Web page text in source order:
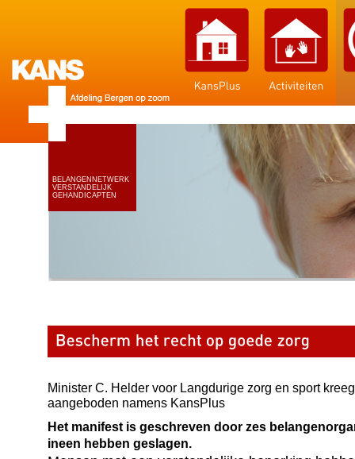
BELANGENNETWERK
VERSTANDELIJK
GEHANDICAPTEN
Minister C. Helder voor Langdurige zorg en sport
aangeboden namens KansPlus
Het manifest is geschreven door zes
ineen hebben geslagen.